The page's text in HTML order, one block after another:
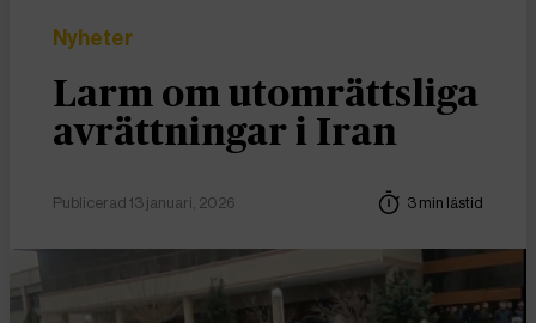
Nyheter
Larm om utomrättsliga
avrättningar i Iran
Publicerad 13 januari, 2026 3 min lästid